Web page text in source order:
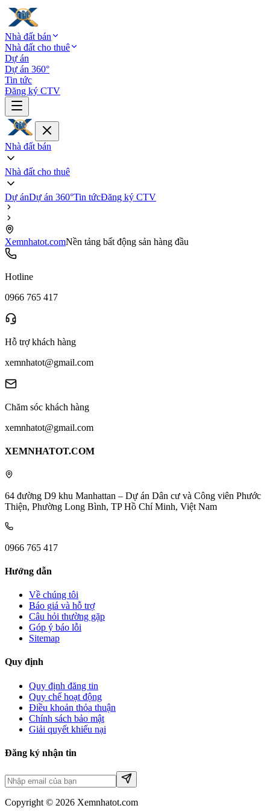
Nhà đất bán
Nhà đất cho thuê
Dự án
Dự án 360°
Tin tức
Đăng ký CTV
Nhà đất bán
Nhà đất cho thuê
Dự ánDự án 360°Tin tứcĐăng ký CTV
Xemnhatot.comNền tảng bất động sản hàng đầu
Hotline
0966 765 417
Hỗ trợ khách hàng
xemnhatot@gmail.com
Chăm sóc khách hàng
xemnhatot@gmail.com
XEMNHATOT.COM
64 đường D9 khu Manhattan – Dự án Dân cư và Công viên Phước
Thiện, Phường Long Bình, TP Hồ Chí Minh, Việt Nam
0966 765 417
Hướng dẫn
Về chúng tôi
Báo giá và hỗ trợ
Câu hỏi thường gặp
Góp ý báo lỗi
Sitemap
Quy định
Quy định đăng tin
Quy chế hoạt động
Điều khoản thỏa thuận
Chính sách bảo mật
Giải quyết khiếu nại
Đăng ký nhận tin
Copyright © 2026 Xemnhatot.com